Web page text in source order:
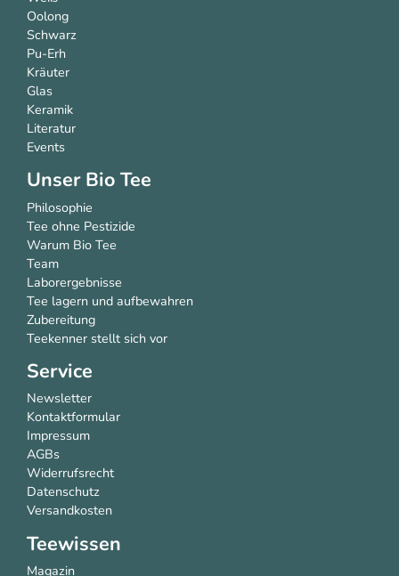
Oolong
Schwarz
Pu-Erh
Kräuter
Glas
Keramik
Literatur
Events
Unser Bio Tee
Philosophie
Tee ohne Pestizide
Warum Bio Tee
Team
Laborergebnisse
Tee lagern und aufbewahren
Zubereitung
Teekenner stellt sich vor
Service
Newsletter
Kontaktformular
Impressum
AGBs
Widerrufsrecht
Datenschutz
Versandkosten
Teewissen
Magazin